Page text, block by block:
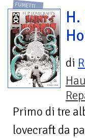
FUMETTI
di
Primo di tre
lovecraft da